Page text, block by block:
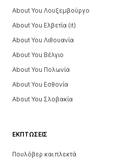
ΕΚΠΤΏΣΕΙΣ
Πουλόβερ και πλεκτά
About You Λουξεμβούργο
About You Ελβετία (it)
About You Λιθουανία
About You Βέλγιο
About You Πολωνία
About You Εσθονία
About You Σλοβακία